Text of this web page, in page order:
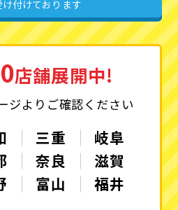
付けております
店舗展開中!
ジよりご確認ください
三重
岐阜
奈良
滋賀
富山
福井